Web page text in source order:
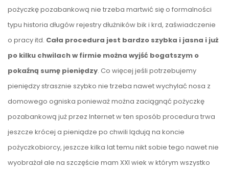
pożyczkę pozabankową nie trzeba martwić się o formalności
typu historia długów rejestry dłużników bik i krd, zaświadczenie
o pracy itd. Cała procedura jest bardzo szybka i jasna i już
po kilku chwilach w firmie można wyjść bogatszym o
pokaźną sumę pieniędzy. Co więcej jeśli potrzebujemy
pieniędzy strasznie szybko nie trzeba nawet wychylać nosa z
domowego ogniska ponieważ można zaciągnąć pożyczkę
pozabankową już przez Internet w ten sposób procedura trwa
jeszcze krócej a pieniądze po chwili lądują na koncie
pożyczkobiorcy, jeszcze kilka lat temu nikt sobie tego nawet nie
wyobrażał ale na szczęście mam XXI wiek w którym wszystko